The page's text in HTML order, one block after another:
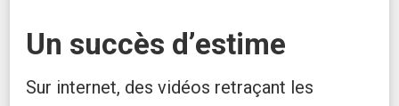
Un succès d’estime
Sur internet, des vidéos retraçant les